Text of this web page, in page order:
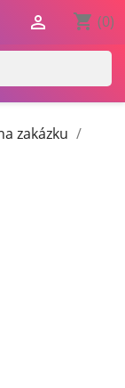
shopping_cart (0)

zakázku